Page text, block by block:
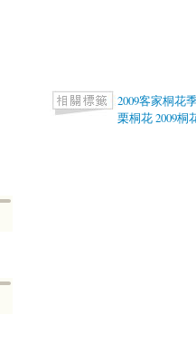
2009客家桐花
栗桐花2009桐